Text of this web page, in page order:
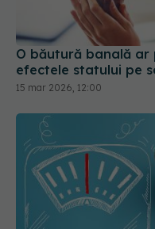
O băutură banală
efectele statului pe
15 mar 2026, 12:00